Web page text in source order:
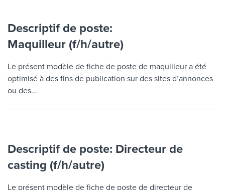
Descriptif de poste:
Maquilleur (f/h/autre)
Le présent modèle de fiche de poste de maquilleur a été
optimisé à des fins de publication sur des sites d’annonces
ou des...
Descriptif de poste: Directeur de
casting (f/h/autre)
Le présent modèle de fiche de poste de directeur de